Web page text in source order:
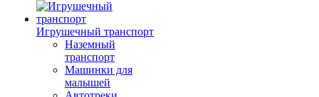
Игрушечный транспорт
Наземный
транспорт
Машинки для
малышей